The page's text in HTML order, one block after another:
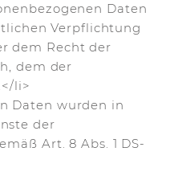
Daten
Verpflichtung
dem Recht der
dem der
li>
Daten wurden in
der
Art. 8 Abs. 1 DS-